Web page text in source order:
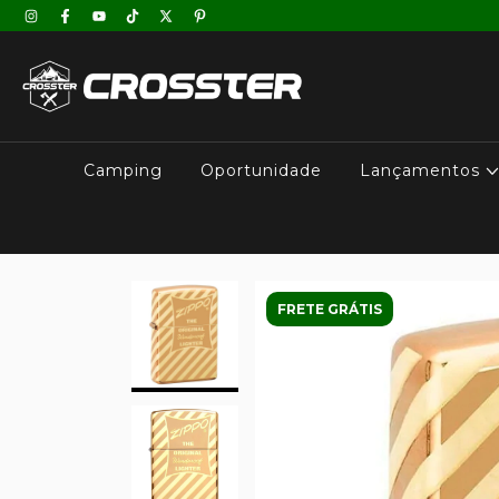
Camping Oportunidade Lançamentos
FRETE GRÁTIS